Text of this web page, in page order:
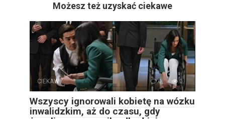
Możesz też uzyskać ciekawe
CIEKAWY 0 0
Wszyscy ignorowali kobietę na wózku
inwalidzkim, aż do czasu, gdy